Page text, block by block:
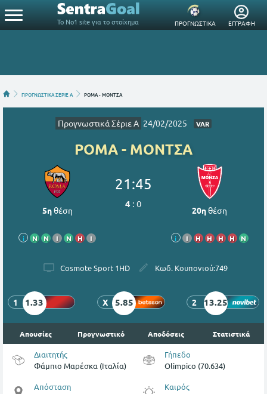
Το Νο1 site για το στοίχημα ΠΡΟΓΝΩΣΤΙΚΑ ΕΓΓΡΑΦΗ
ΠΡΟΓΝΩΣΤΙΚΑ ΣΕΡΙΕ Α ΡΟΜΑ - ΜΟΝΤΣΑ
Προγνωστικά Σέριε Α 24/02/2025 VAR
ΡΟΜΑ - ΜΟΝΤΣΑ
5ηθέση
i Ν Ν Ι Ν Η Ι
21:45
4 :0
20ηθέση
i Ι Η Η Η Η Ν
Cosmote Sport 1HD Κωδ. Κουπονιού:749
1 1.33 X 5.85 2 13.25
Απουσίες Προγνωστικό Αποδόσεις Στατιστικά
Διαιτητής
Φάμπιο Μαρέσκα (Ιταλία)
Γήπεδο
Olimpico (70.634)
Απόσταση
Καιρός